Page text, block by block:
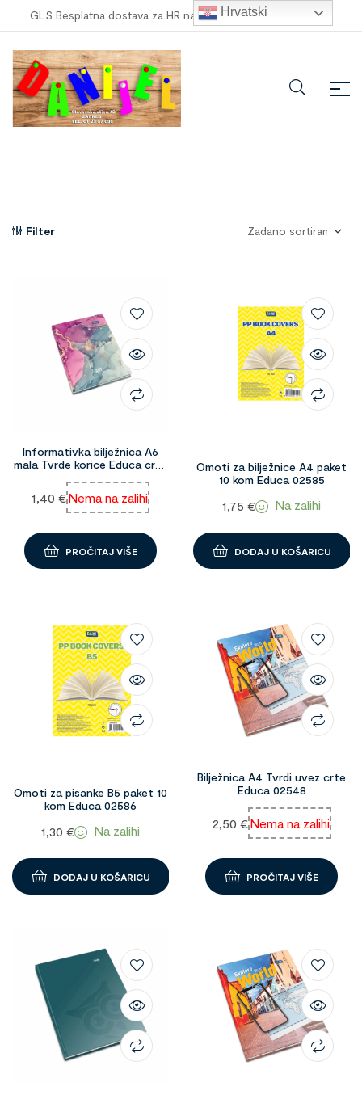
GLS Besplatna dostava za HR narudžbe veće od 100,00 €
Filter
Informativka bilježnica A6
mala Tvrde korice Educa crte
1,40 €Nema na zalihi
PROČITAJ VIŠE
Omoti za bilježnice A4 paket
10 kom Educa 02585
1,75€ Na zalihi
DODAJ U KOŠARICU
Omoti za pisanke B5 paket 10
kom Educa 02586
1,30€ Na zalihi
DODAJ U KOŠARICU
Bilježnica A4 Tvrdi uvez crte
Educa 02548
2,50 €Nema na zalihi
PROČITAJ VIŠE
Hrvatski